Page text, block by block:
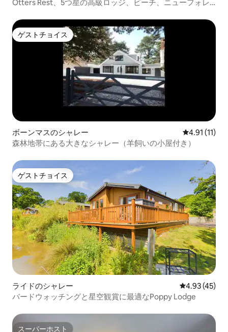
Otters Rest、5つ星の高級ロッジ、ビーチ、ニューフォレ
ゲストチョイス
ゲストチョイス
ボーンマスのシャレー レビュー11
4.91 (11)
森林地帯にある大きなシャレー（羊飼いの小屋付き）
ゲストチョイス
ゲストチョイス
ライドのシャレー レビュー45
4.93 (45)
バードウォッチングと星空観賞に最適なPoppy Lodge
スーパーホスト